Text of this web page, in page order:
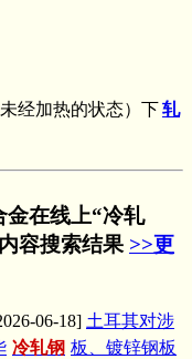
加热的状态）下 轧
金在线上“冷轧
容搜索结果 >>更
06-18] 土耳其对涉
冷轧钢 板、镀锌钢板